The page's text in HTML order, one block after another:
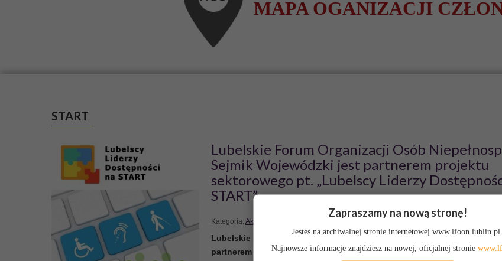
Internetowy Biuletyn Informacyjny
Osób Niepełnosprawnych
MAPA OGANIZACJI
START
Lubelskie Forum Organizacji Osób
Sejmik Wojewódzki jest partnerem projektu
sektorowego pt. „Lubelscy Liderzy
START”.
Kategoria: Aktualności
Lubelskie Forum Organizacji Osób Niepe
nosprawnych – Sejmik
partnerem projektu sektorowego pt.„Lubelscy Liderzy Dost ępnoś ci na
Zapraszamy na nową stronę!
Jesteś na archiwalnej stronie internetowej www.lfoon.lublin.pl.
Najnowsze informacje znajdziesz na nowej, oficjalnej stronie